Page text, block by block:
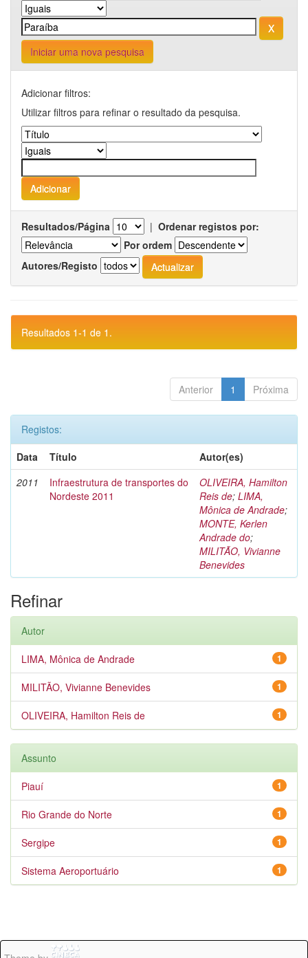
Iniciar uma nova pesquisa
Adicionar filtros:
Utilizar filtros para refinar o resultado da pesquisa.
Resultados/Página | Ordenar registos por:
Por ordem
Autores/Registo
Resultados 1-1 de 1.
Anterior 1 Próxima
Registos:
Data
Título
Autor(es)
2011
Infraestrutura de transportes do
Nordeste 2011
OLIVEIRA, Hamilton
Reis de; LIMA,
Mônica de Andrade;
MONTE, Kerlen
Andrade do;
MILITÃO, Vivianne
Benevides
Refinar
Autor
1
LIMA, Mônica de Andrade
1
MILITÃO, Vivianne Benevides
1
OLIVEIRA, Hamilton Reis de
Assunto
1
Piauí
1
Rio Grande do Norte
1
Sergipe
1
Sistema Aeroportuário